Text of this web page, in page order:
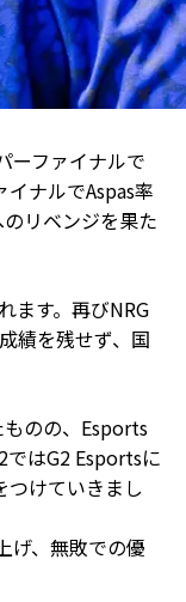
ーファイナルで
ナルでAspas率
リベンジを果た
ます。再びNRG
績を残せず、国
のの、Esports
はG2 Esportsに
つけていきまし
げ、無敗での優